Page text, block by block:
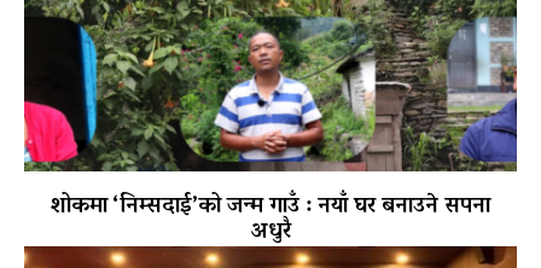
शोकमा ‘निम्सदाई’को जन्म गाउँ : नयाँ घर बनाउने सपना
अधुरै